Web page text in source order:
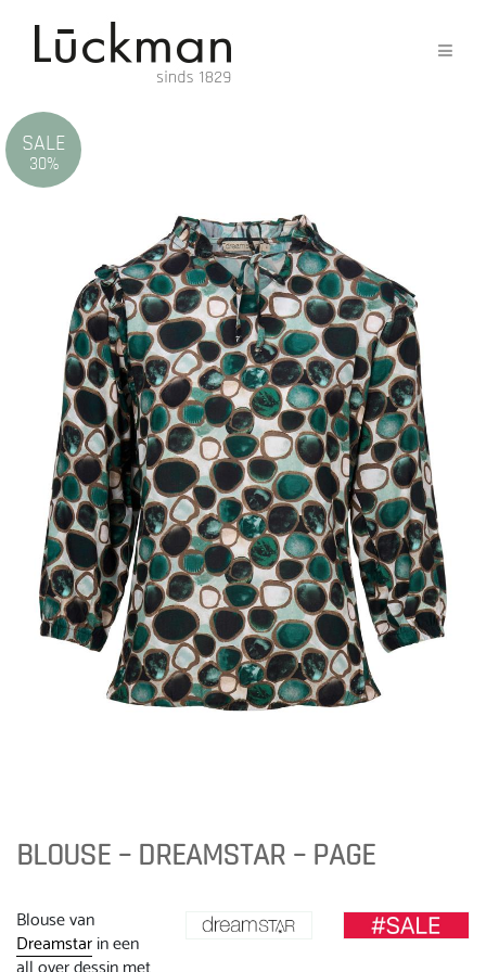
SALE
30%
BLOUSE – DREAMSTAR – PAGE
Blouse van
Dreamstarin een
all over dessin met